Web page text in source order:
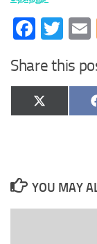
Share this
Share
on
X
(Twitter)
YOU MAY